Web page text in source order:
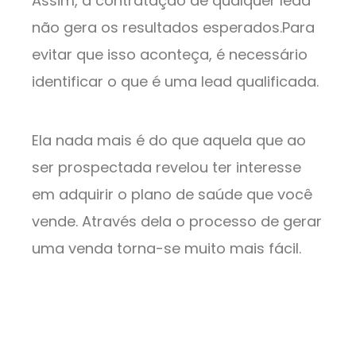
não gera os resultados esperados.Para
evitar que isso aconteça, é necessário
identificar o que é uma lead qualificada.
Ela nada mais é do que aquela que ao
ser prospectada revelou ter interesse
em adquirir o plano de saúde que você
vende. Através dela o processo de gerar
uma venda torna-se muito mais fácil.